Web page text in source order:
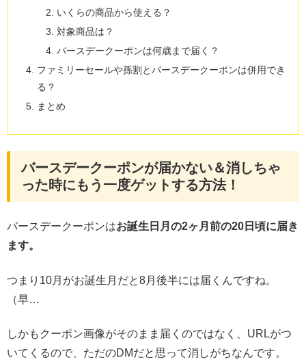
いくらの商品から使える？
対象商品は？
バースデークーポンは何歳まで届く？
ファミリーセールや孫割とバースデークーポンは併用でき
る？
まとめ
バースデークーポンが届かない＆消しちゃ
った時にもう一度ゲットする方法！
バースデークーポンはお誕生日月の2ヶ月前の20日頃に届き
ます。
つまり10月がお誕生月だと8月後半には届くんですね。
（早…
しかもクーポン画像がそのまま届くのではなく、URLがつ
いてくるので、ただのDMだと思って消しがちなんです。